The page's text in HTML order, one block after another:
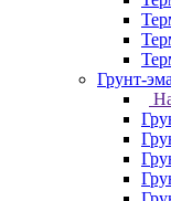
Грунт-